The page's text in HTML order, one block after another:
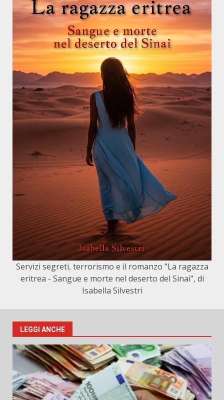
Servizi segreti, terrorismo e il romanzo "La ragazza
eritrea - Sangue e morte nel deserto del Sinai", di
Isabella Silvestri
LEGGI ANCHE